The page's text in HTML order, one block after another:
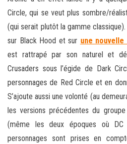
Circle, qui se veut plus sombre/
(qui serait plutôt la gamme
sur Black Hood et sur une nouvelle
est rattrapé par son naturel et
Crusaders sous l’égide de Dark
personnages de Red Circle et en
S’ajoute aussi une volonté (au
les versions précédentes du
(même les deux époques où
personnages sont prises en